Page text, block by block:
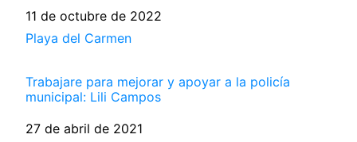
Fecha
11 de octubre de 2022
Respecto a
Playa del Carmen
Trabajare para mejorar y apoyar a la policía
municipal: Lili Campos
Fecha
27 de abril de 2021